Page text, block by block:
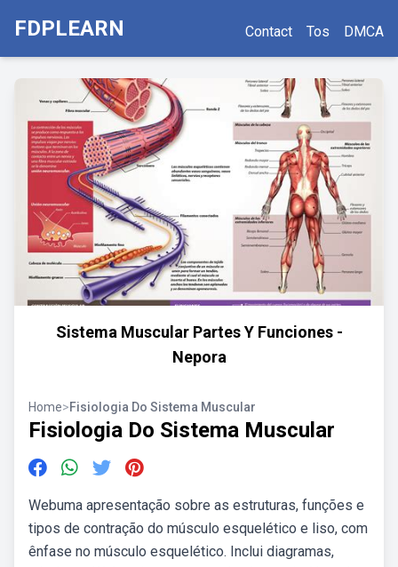
FDPLEARN Contact Tos DMCA
Sistema Muscular Partes Y Funciones -
Nepora
Home>Fisiologia Do Sistema Muscular
Fisiologia Do Sistema Muscular
Webuma apresentação sobre as estruturas, funções e
tipos de contração do músculo esquelético e liso, com
ênfase no músculo esquelético. Inclui diagramas,